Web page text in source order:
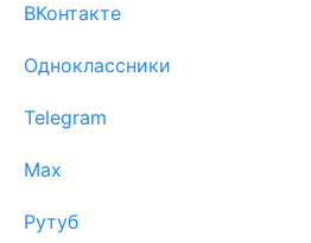
ВКонтакте
Одноклассники
Telegram
Max
Рутуб